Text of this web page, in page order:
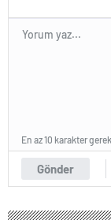
Gönder
En az 10 karakter